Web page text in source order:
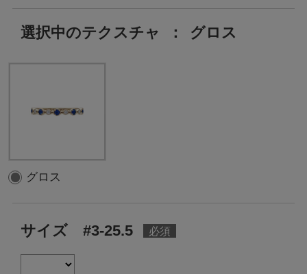
選択中のテクスチャ ： グロス
グロス
サイズ #3-25.5